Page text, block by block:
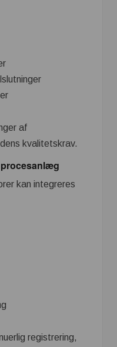
af
kvalitetskrav.
kan integreres
registrering,